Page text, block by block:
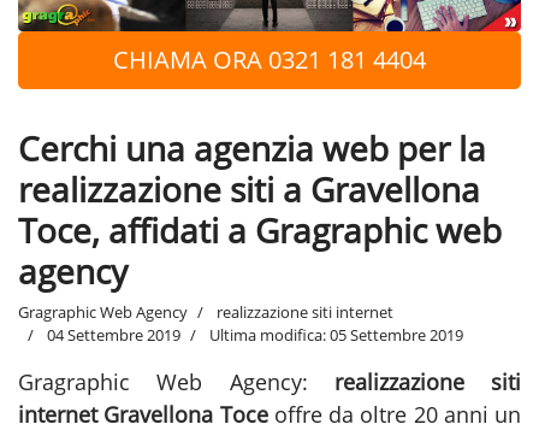
CHIAMA ORA 0321 181 4404
Cerchi una agenzia web per la
realizzazione siti a Gravellona
Toce, affidati a Gragraphic web
agency
Gragraphic Web Agency
realizzazione siti internet
04 Settembre 2019
Ultima modifica: 05 Settembre 2019
Gragraphic Web Agency: realizzazione siti
internet Gravellona Toceoffre da oltre 20 anni un